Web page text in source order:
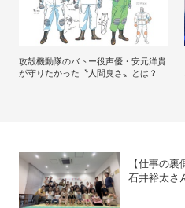
攻殻機動隊のバトー役声優・安元洋貴
が守りたかった〝人間臭さ〟とは？
【仕事の
石井裕太さ